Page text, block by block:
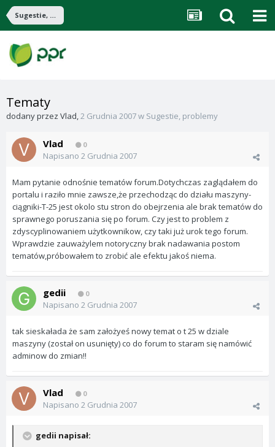
Sugestie, problemy
Tematy
dodany przez Vlad,2 Grudnia 2007w Sugestie, problemy
Vlad 0
Napisano 2 Grudnia 2007
Mam pytanie odnośnie tematów forum.Dotychczas zaglądałem do
portalu i raziło mnie zawsze,że przechodząc do działu maszyny-
ciągniki-T-25 jest okolo stu stron do obejrzenia ale brak tematów do
sprawnego poruszania się po forum. Czy jest to problem z
zdyscyplinowaniem użytkownikow, czy taki już urok tego forum.
Wprawdzie zauważylem notoryczny brak nadawania postom
tematów,próbowałem to zrobić ale efektu jakoś niema.
gedii 0
Napisano 2 Grudnia 2007
tak sieskałada że sam założyeś nowy temat o t 25 w dziale
maszyny (został on usunięty) co do forum to staram się namówić
adminow do zmian!!
Vlad 0
Napisano 2 Grudnia 2007
gedii napisał: